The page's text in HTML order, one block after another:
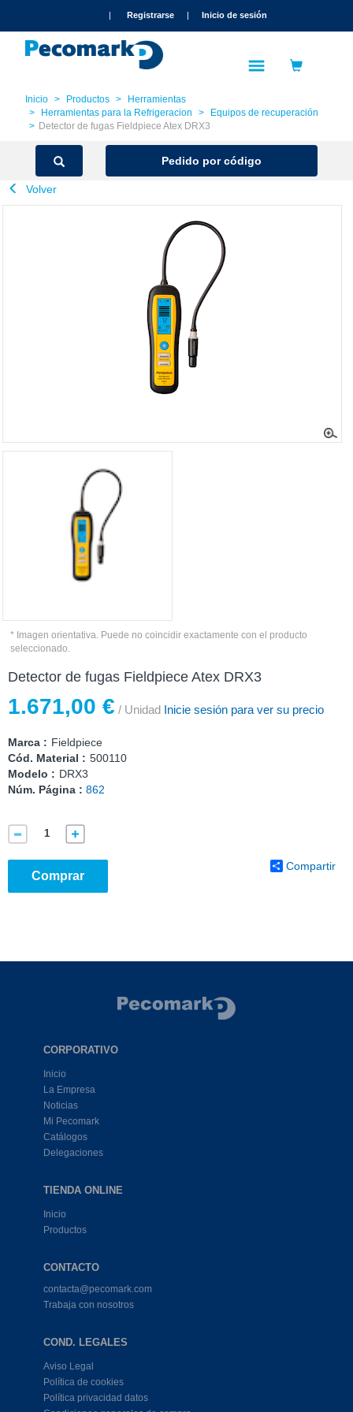
| Registrarse | Inicio de sesión
Inicio Productos
Herramientas
Herramientas para la Refrigeracion
Equipos de recuperación
Detector de fugas Fieldpiece Atex DRX3
Pedido por código
Volver
* Imagen orientativa. Puede no coincidir exactamente con el producto
seleccionado.
Detector de fugas Fieldpiece Atex DRX3
1.671,00 € / Unidad Inicie sesión para ver su precio
Marca : Fieldpiece
Cód. Material : 500110
Modelo : DRX3
Núm. Página : 862
Comprar
Compartir
CORPORATIVO
Inicio
La Empresa
Noticias
Mi Pecomark
Catálogos
Delegaciones
TIENDA ONLINE
Inicio
Productos
CONTACTO
contacta@pecomark.com
Trabaja con nosotros
COND. LEGALES
Aviso Legal
Política de cookies
Política privacidad datos